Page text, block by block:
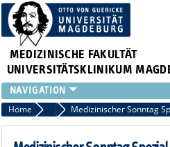
MEDIZINISCHE FAKULTÄT
UNIVERSITÄTSKLINIKUM
INSTITUTE
KLINIKEN
ZENTRALE EINRICHTUNGEN
Home Pressemitteilungen